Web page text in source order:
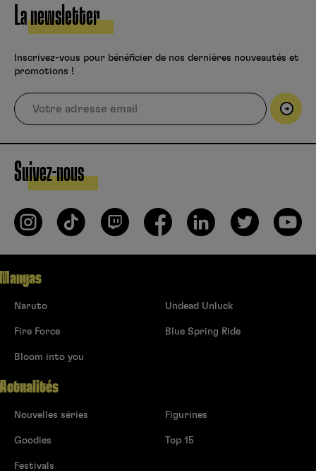
La newsletter
Inscrivez-vous pour bénéficier de nos dernières nouveautés et
promotions !
Suivez-nous
Mangas
Naruto
Fire Force
Bloom into you
Undead Unluck
Blue Spring Ride
Actualités
Nouvelles séries
Goodies
Festivals
Figurines
Top 15